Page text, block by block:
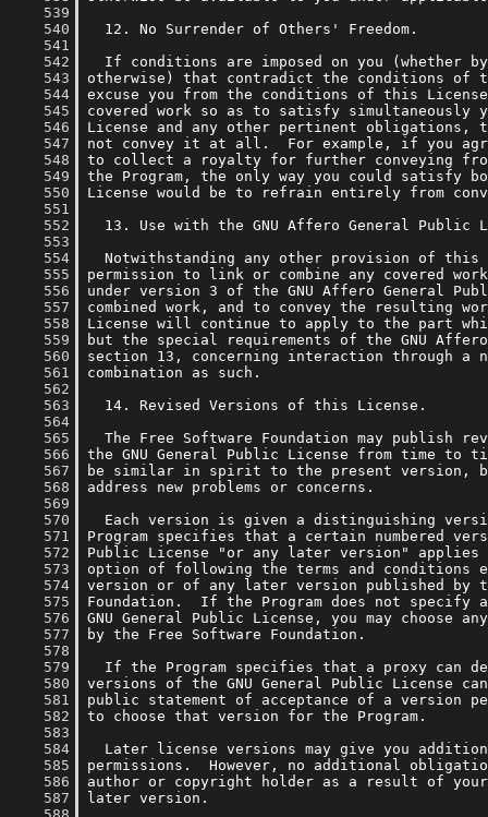
    539
    540
    541
    542
    543
    544
    545
    546
    547
    548
    549
    550
    551
    552
    553
    554
    555
    556
    557
    558
    559
    560
    561
    562
    563
    564
    565
    566
    567
    568
    569
    570
    571
    572
    573
    574
    575
    576
    577
    578
    579
    580
    581
    582
    583
    584
    585
    586
    587
    588